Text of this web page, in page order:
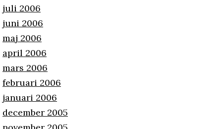
juli 2006
juni 2006
maj 2006
april 2006
mars 2006
februari 2006
januari 2006
december 2005